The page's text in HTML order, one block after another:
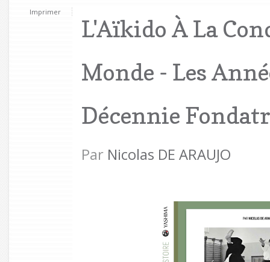
Imprimer
L'Aïkido À La
Monde - Les
Décennie
Par Nicolas DE ARAUJO